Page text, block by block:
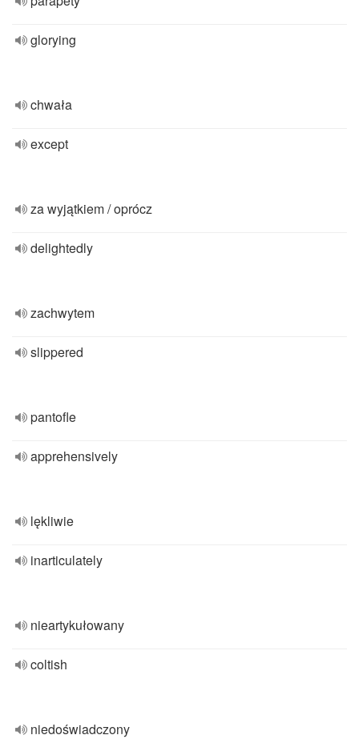
glorying
chwała
except
za wyjątkiem / oprócz
delightedly
zachwytem
slippered
pantofle
apprehensively
lękliwie
inarticulately
nieartykułowany
coltish
niedoświadczony